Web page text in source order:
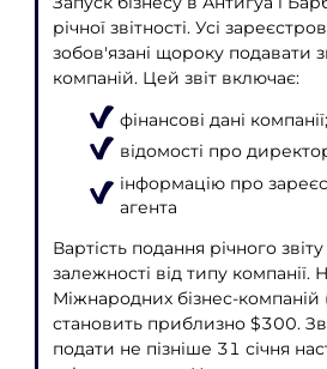
річної звітності. Усі
зобов'язані щороку подавати
компаній. Цей звіт включає:
фінансові дані компанії;
відомості про
інформацію про
агента
Вартість подання річного
залежності від типу компанії.
Міжнародних бізнес-компаній
становить приблизно $300.
подати не пізніше 31 січня